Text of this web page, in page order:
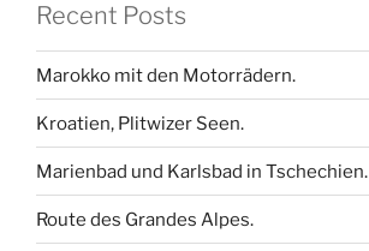
Recent Posts
Marokko mit den Motorrädern.
Kroatien, Plitwizer Seen.
Marienbad und Karlsbad in Tschechien.
Route des Grandes Alpes.